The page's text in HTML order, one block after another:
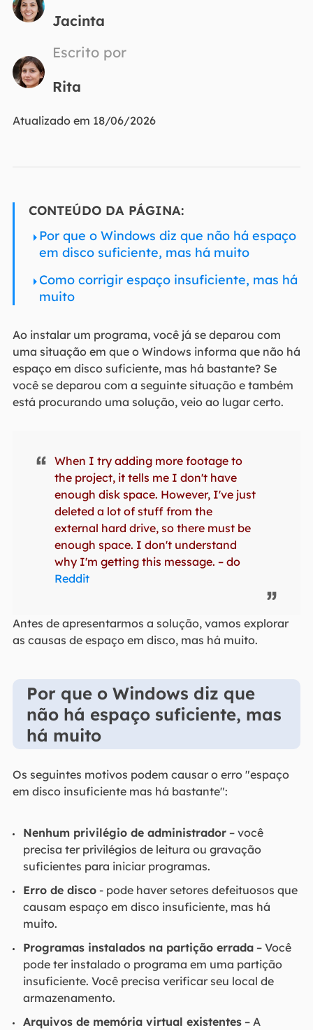
Jacinta
Escrito por
Rita
Atualizado em 18/06/2026
CONTEÚDO DA PÁGINA:
Por que o Windows diz que não há espaço
em disco suficiente, mas há muito
Como corrigir espaço insuficiente, mas há
muito
Ao instalar um programa, você já se deparou com
uma situação em que o Windows informa que não há
espaço em disco suficiente, mas há bastante? Se
você se deparou com a seguinte situação e também
está procurando uma solução, veio ao lugar certo.
When I try adding more footage to
the project, it tells me I don't have
enough disk space. However, I've just
deleted a lot of stuff from the
external hard drive, so there must be
enough space. I don't understand
why I'm getting this message. – do
Reddit
Antes de apresentarmos a solução, vamos explorar
as causas de espaço em disco, mas há muito.
Por que o Windows diz que
não há espaço suficiente, mas
há muito
Os seguintes motivos podem causar o erro "espaço
em disco insuficiente mas há bastante":
Nenhum privilégio de administrador– você
precisa ter privilégios de leitura ou gravação
suficientes para iniciar programas.
Erro de disco- pode haver setores defeituosos que
causam espaço em disco insuficiente, mas há
muito.
Programas instalados na partição errada– Você
pode ter instalado o programa em uma partição
insuficiente. Você precisa verificar seu local de
armazenamento.
Arquivos de memória virtual existentes– A